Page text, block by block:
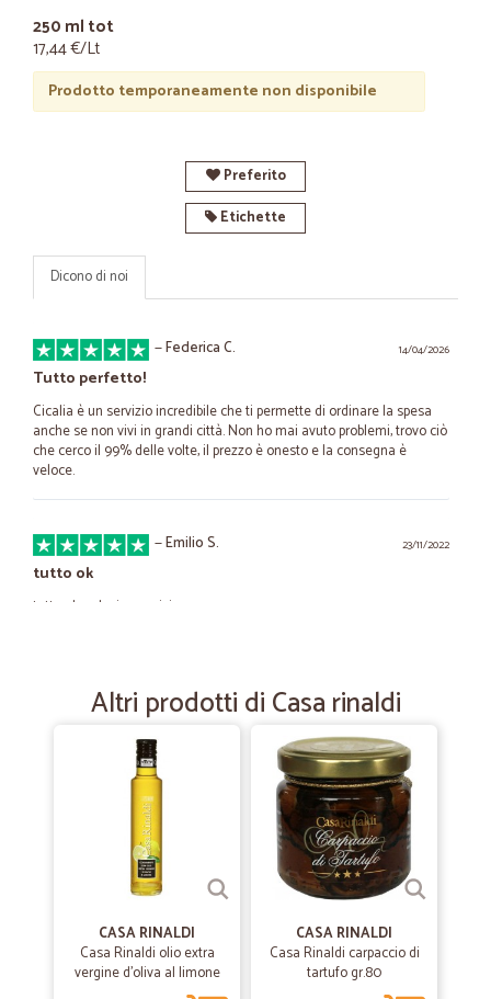
250 ml tot
17,44 €/Lt
Prodotto temporaneamente non disponibile
Preferito
Etichette
Dicono di noi
14/04/2026
—Federica C.
Tutto perfetto!
Cicalia è un servizio incredibile che ti permette di ordinare la spesa
anche se non vivi in grandi città. Non ho mai avuto problemi, trovo ciò
che cerco il 99% delle volte, il prezzo è onesto e la consegna è
veloce.
23/11/2022
—Emilio S.
tutto ok
tutto ok, veloci e precisi
Consegna nei tempi e senza problemi
Consegna nei tempi e senza problemi. Merce di alta qualità
06/08/2021
Ottimo e preciso nella consegna
Ottimo e preciso nella consegna
03/03/2021
—Carola C.
Tutto perfetto
Altri prodotti di Casa rinaldi
CASA RINALDI
Casa Rinaldi olio extra
vergine d'oliva al limone
CASA RINALDI
Casa Rinaldi carpaccio di
tartufo gr.80